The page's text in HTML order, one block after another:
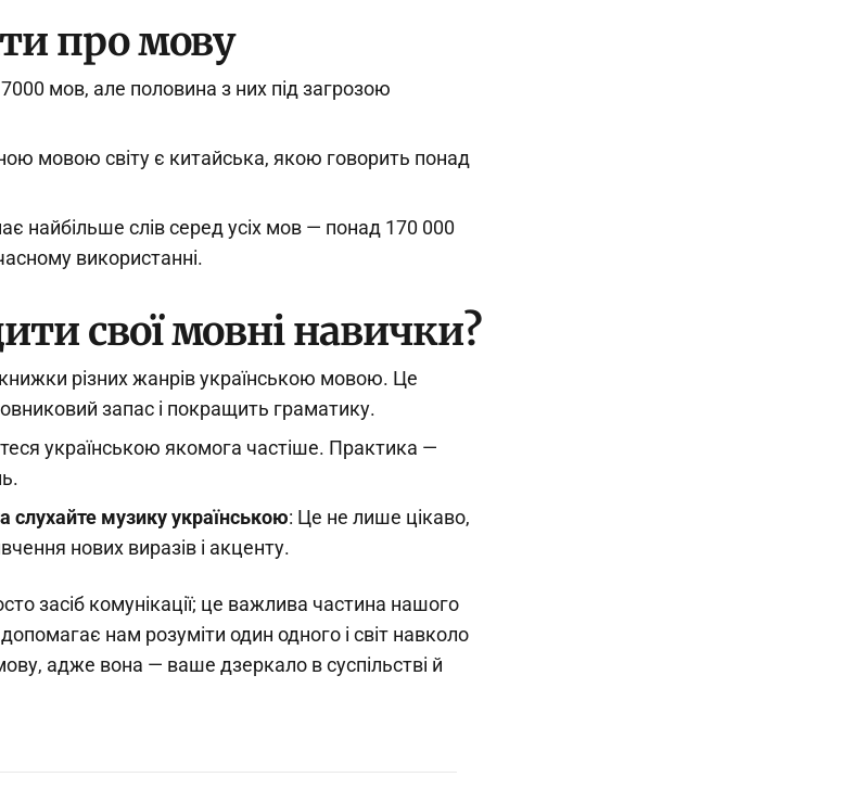
про мову
7000 мов, але половина з них під загрозою
мовою світу є китайська, якою говорить понад
найбільше слів серед усіх мов — понад 170 000
використанні.
свої мовні навички?
різних жанрів українською мовою. Це
запас і покращить граматику.
українською якомога частіше. Практика —
слухайте музику українською: Це не лише цікаво,
нових виразів і акценту.
засіб комунікації; це важлива частина нашого
нам розуміти один одного і світ навколо
адже вона — ваше дзеркало в суспільстві й